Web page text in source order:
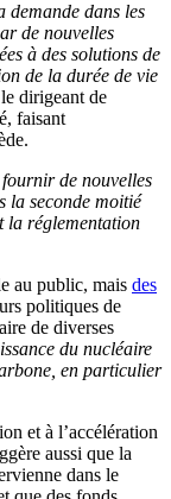
demande dans les
de nouvelles
à des solutions de
de la durée de vie
dirigeant de
faisant
de nouvelles
la seconde moitié
la réglementation
au public, mais des
politiques de
de diverses
du nucléaire
en particulier
et à l’accélération
aussi que la
dans le